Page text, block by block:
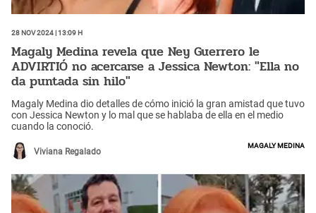
28 Nov 2024 | 13:09 h
Magaly Medina revela que Ney Guerrero le
ADVIRTIÓ no acercarse a Jessica Newton: "Ella no
da puntada sin hilo"
Magaly Medina dio detalles de cómo inició la gran amistad que tuvo
con Jessica Newton y lo mal que se hablaba de ella en el medio
cuando la conoció.
Viviana Regalado
Magaly Medina